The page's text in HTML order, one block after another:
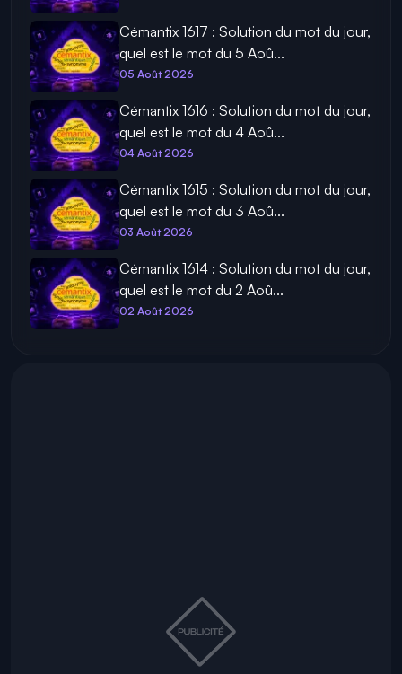
Cémantix 1617 : Solution du mot du jour,
quel est le mot du 5 Aoû...
05 Août 2026
Cémantix 1616 : Solution du mot du jour,
quel est le mot du 4 Aoû...
04 Août 2026
Cémantix 1615 : Solution du mot du jour,
quel est le mot du 3 Aoû...
03 Août 2026
Cémantix 1614 : Solution du mot du jour,
quel est le mot du 2 Aoû...
02 Août 2026